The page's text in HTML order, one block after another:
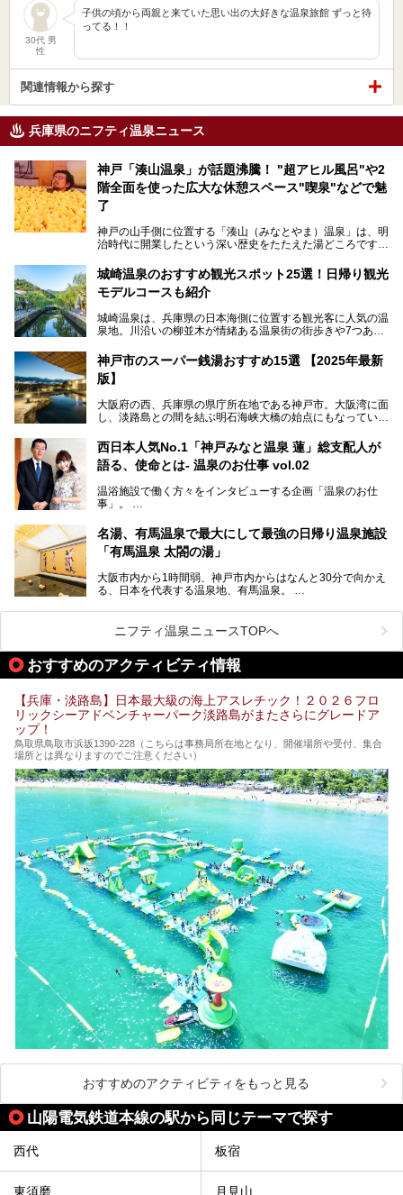
30代 男
性
子供の頃から両親と来ていた思い出の大好きな温泉旅館 ずっと待
ってる！！
関連情報から探す
兵庫県のニフティ温泉ニュース
神戸「湊山温泉」が話題沸騰！ "超アヒル風呂"や2
階全面を使った広大な休憩スペース"喫泉"などで魅
了
神戸の山手側に位置する「湊山（みなとやま）温泉」は、明
治時代に開業したという深い歴史をたたえた湯どころです。
っぱいに浮かぶアヒルちゃん。さらに、ゆったりくつろげて
コワーキングも可能な休憩スペースも人気に。斬新な企画や
設備で人々をアッと驚かせる湊山温泉の魅力をリポートしま
城崎温泉のおすすめ観光スポット25選！日帰り観光
モデルコースも紹介
城崎温泉は、兵庫県の日本海側に位置する観光客に人気の温
泉地。川沿いの柳並木が情緒ある温泉街の街歩きや7つある
られています。鉄道の駅から温泉街が近く、歩いて回るのに
ちょうどよい規模で、日帰りでの訪問にもおすすめです。
の観光スポットをピックアップ。温泉やご当地グルメなどを
盛り込んだ日帰り観光モデルコースも紹介しているので、ぜ
神戸市のスーパー銭湯おすすめ15選 【2025年最新
版】
大阪府の西、兵庫県の県庁所在地である神戸市。大阪湾に面
し、淡路島との間を結ぶ明石海峡大橋の始点にもなっていま
華街をはじめ、きらびやかに発展したハーバーランドなど、
人気観光スポットもめじろ押しです。
そして、温泉好きの視点から見ると、神戸市といえば何とい
湯です。そのお湯をリーズナブルに体験できる健康ランドや
スーパー銭湯があったら……。今回はそんな希望に沿う施設
きます！
西日本人気No.1「神戸みなと温泉 蓮」総支配人が
語る、使命とは- 温泉のお仕事 vol.02
温浴施設で働く方々をインタビューする企画「温泉のお仕
事」。
ング西日本1位、2年連続「ベストオブ宿泊賞」に輝いた
「神戸みなと温泉 蓮」の魅力に迫りました！
名湯、有馬温泉で最大にして最強の日帰り温泉施設
「有馬温泉 太閤の湯」
大阪市内から1時間弱、神戸市内からはなんと30分で向かえ
る、日本を代表する温泉地、有馬温泉。
有名な「金泉」と「銀泉」に加え、人工のの炭酸泉まで楽し
める、ある意味「最強」ともいえる施設です。
今回は自慢のお湯をメインにその魅力の数々を紹介します！
ニフティ温泉ニュースTOPへ
おすすめのアクティビティ情報
【兵庫・淡路島】日本最大級の海上アスレチック！２０２６フロ
リックシーアドベンチャーパーク淡路島がまたさらにグレードア
ップ！
鳥取県鳥取市浜坂1390‐228（こちらは事務局所在地となり、開催場所や受付、集合
場所とは異なりますのでご注意ください）
おすすめのアクティビティをもっと見る
山陽電気鉄道本線の駅から同じテーマで探す
西代 板宿
東須磨 月見山